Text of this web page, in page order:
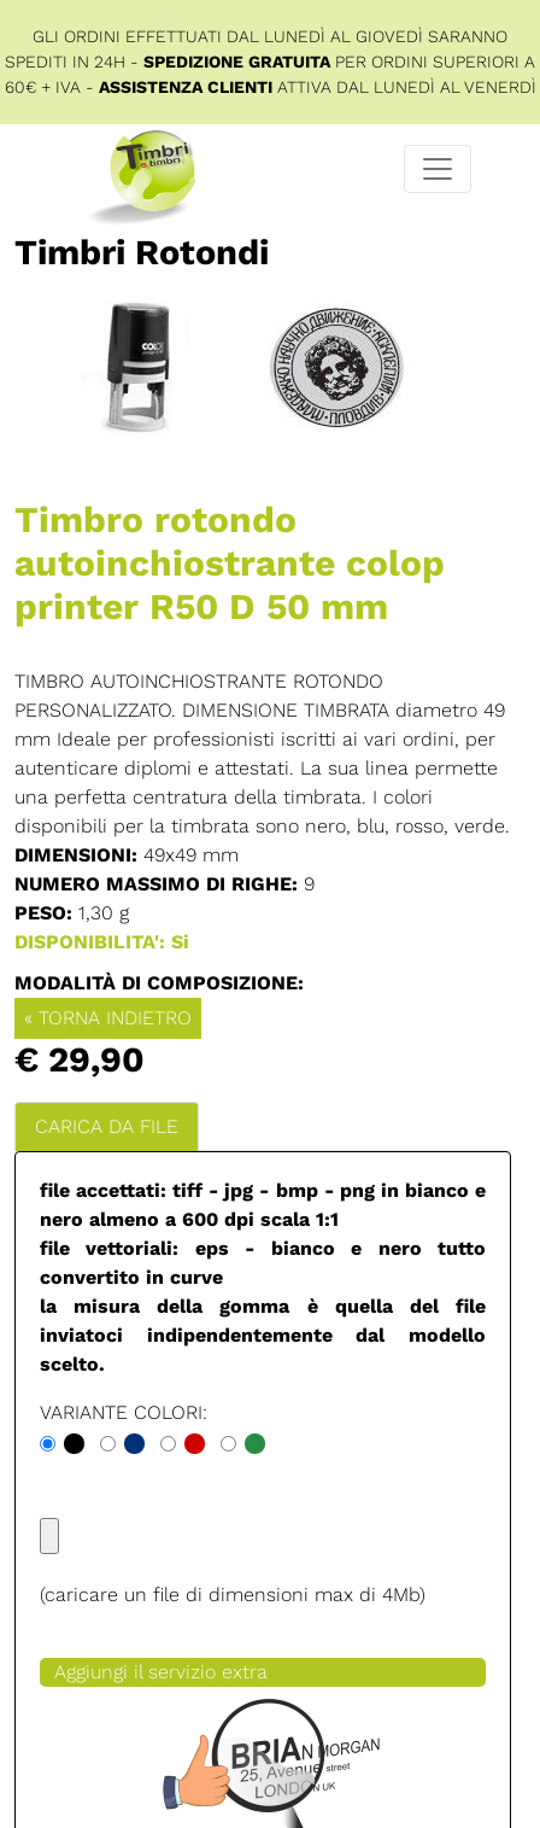
GLI ORDINI EFFETTUATI DAL LUNEDÌ AL GIOVEDÌ SARANNO
SPEDITI IN 24H - SPEDIZIONE GRATUITA PER ORDINI SUPERIORI A
60€ + IVA - ASSISTENZA CLIENTIATTIVA DAL LUNEDÌ AL VENERDÌ
Timbri Rotondi
Timbro rotondo
autoinchiostrante colop
printer R50 D 50 mm
TIMBRO AUTOINCHIOSTRANTE ROTONDO
PERSONALIZZATO. DIMENSIONE TIMBRATA diametro 49
mm Ideale per professionisti iscritti ai vari ordini, per
autenticare diplomi e attestati. La sua linea permette
una perfetta centratura della timbrata. I colori
disponibili per la timbrata sono nero, blu, rosso, verde.
DIMENSIONI: 49x49 mm
NUMERO MASSIMO DI RIGHE: 9
PESO: 1,30 g
DISPONIBILITA': Si
MODALITÀ DI COMPOSIZIONE:
« TORNA INDIETRO
€ 29,90
CARICA DA FILE
file accettati: tiff - jpg - bmp - png in bianco e
nero almeno a 600 dpi scala 1:1
file vettoriali: eps - bianco e nero tutto
convertito in curve
la misura della gomma è quella del file
inviatoci indipendentemente dal modello
scelto.
VARIANTE COLORI:
(caricare un file di dimensioni max di 4Mb)
Aggiungi il servizio extra